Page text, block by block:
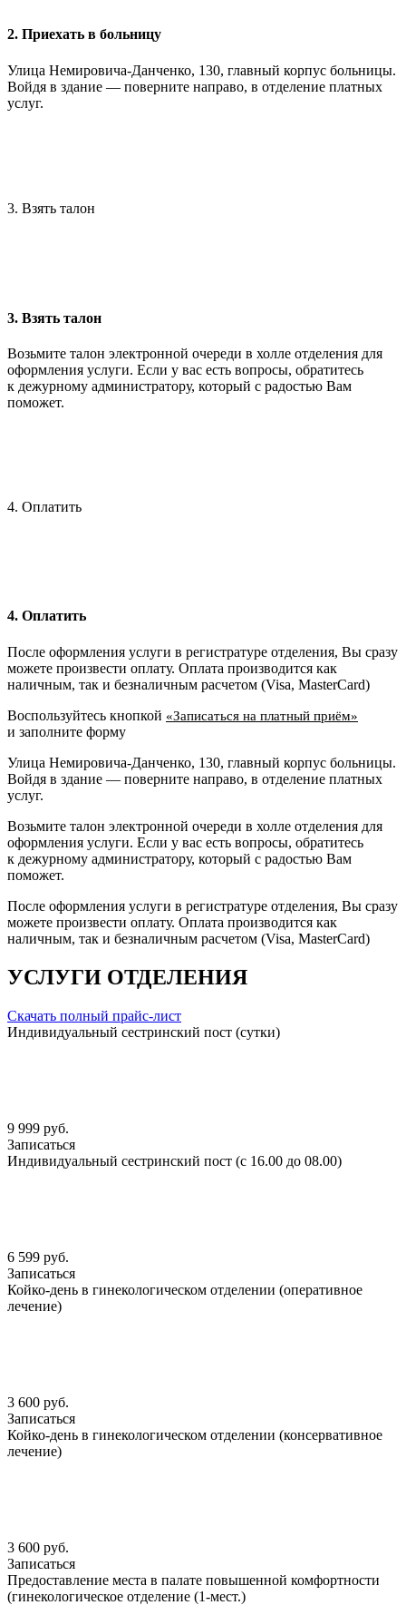
2. Приехать в больницу
Улица Немировича-Данченко, 130, главный корпус больницы.
Войдя в здание — поверните направо, в отделение платных
услуг.
3. Взять талон
3. Взять талон
Возьмите талон электронной очереди в холле отделения для
оформления услуги. Если у вас есть вопросы, обратитесь
к дежурному администратору, который с радостью Вам
поможет.
4. Оплатить
4. Оплатить
После оформления услуги в регистратуре отделения, Вы сразу
можете произвести оплату. Оплата производится как
наличным, так и безналичным расчетом (Visa, MasterCard)
Воспользуйтесь кнопкой «Записаться на платный приём»
и заполните форму
Улица Немировича-Данченко, 130, главный корпус больницы.
Войдя в здание — поверните направо, в отделение платных
услуг.
Возьмите талон электронной очереди в холле отделения для
оформления услуги. Если у вас есть вопросы, обратитесь
к дежурному администратору, который с радостью Вам
поможет.
После оформления услуги в регистратуре отделения, Вы сразу
можете произвести оплату. Оплата производится как
наличным, так и безналичным расчетом (Visa, MasterCard)
УСЛУГИ ОТДЕЛЕНИЯ
Скачать полный прайс-лист
Индивидуальный сестринский пост (сутки)
9 999 руб.
Записаться
Индивидуальный сестринский пост (с 16.00 до 08.00)
6 599 руб.
Записаться
Койко-день в гинекологическом отделении (оперативное
лечение)
3 600 руб.
Записаться
Койко-день в гинекологическом отделении (консервативное
лечение)
3 600 руб.
Записаться
Предоставление места в палате повышенной комфортности
(гинекологическое отделение (1-мест.)